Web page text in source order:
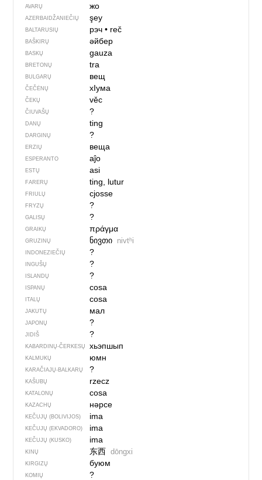
AVARŲ жо
AZERBAIDŽANIEČIŲ şey
BALTARUSIŲ рэч• reč
BAŠKIRŲ әйбер
BASKŲ gauza
BRETONŲ tra
BULGARŲ вещ
ČEČĖNŲ хIума
ČEKŲ věc
ČIUVAŠŲ ?
DANŲ ting
DARGINŲ ?
ERZIŲ веща
ESPERANTO aĵo
ESTŲ asi
FARERŲ ting, lutur
FRIULŲ cjosse
FRYZŲ ?
GALISŲ ?
GRAIKŲ πράγμα
GRUZINŲ ნივთი nivtʰi
INDONEZIEČIŲ ?
INGUŠŲ ?
ISLANDŲ ?
ISPANŲ cosa
ITALŲ cosa
JAKUTŲ мал
JAPONŲ ?
JIDIŠ ?
KABARDINŲ-ČERKESŲ хьэпшып
KALMUKŲ юмн
KARAČIAJŲ-BALKARŲ ?
KAŠUBŲ rzecz
KATALONŲ cosa
KAZACHŲ нәрсе
KEČUJŲ (BOLIVIJOS) ima
KEČUJŲ (EKVADORO) ima
KEČUJŲ (KUSKO) ima
KINŲ 东西 dōngxi
KIRGIZŲ буюм
KOMIŲ ?